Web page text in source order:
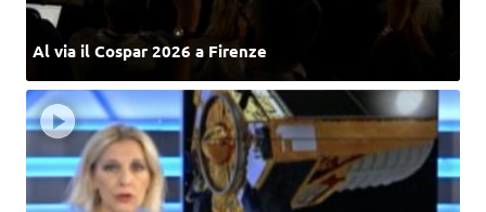
Al via il Cospar 2026 a Firenze